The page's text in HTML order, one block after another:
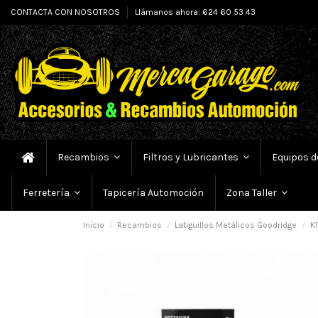
CONTACTA CON NOSOTROS Llámanos ahora: 624 60 53 43
Recambios Filtros y Lubricantes Equipos
Ferretería Tapicería Automoción Zona Taller
Inicio Recambios Latiguillos Metálicos Goodridge